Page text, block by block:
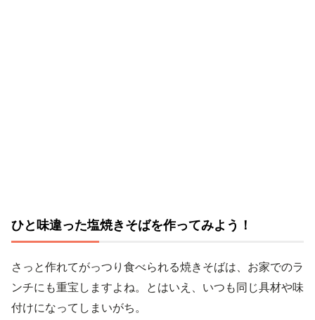
ひと味違った塩焼きそばを作ってみよう！
さっと作れてがっつり食べられる焼きそばは、お家でのラ
ンチにも重宝しますよね。とはいえ、いつも同じ具材や味
付けになってしまいがち。